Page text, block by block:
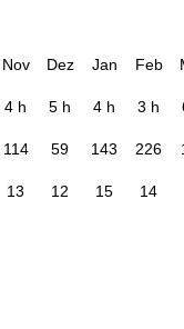
Nov Dez Jan Feb
4 h 5 h 4 h 3 h
114 59 143 226
13 12 15 14